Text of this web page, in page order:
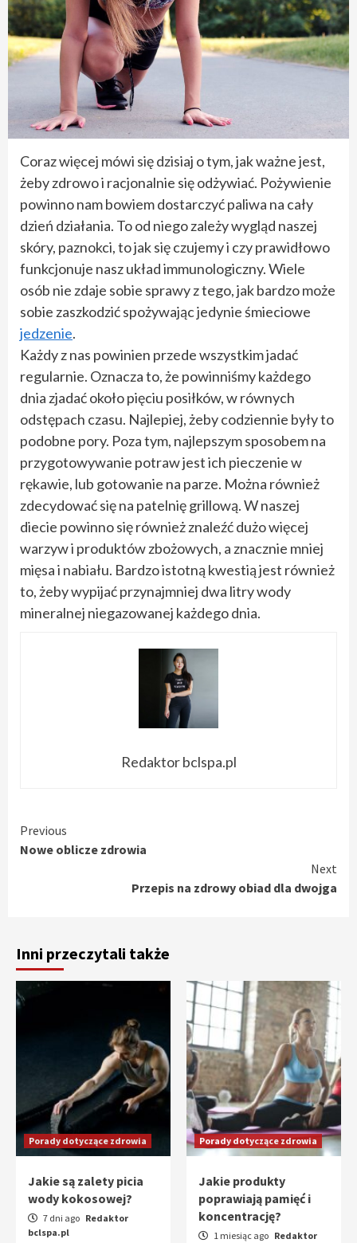
Coraz więcej mówi się dzisiaj o tym, jak ważne jest,
żeby zdrowo i racjonalnie się odżywiać. Pożywienie
powinno nam bowiem dostarczyć paliwa na cały
dzień działania. To od niego zależy wygląd naszej
skóry, paznokci, to jak się czujemy i czy prawidłowo
funkcjonuje nasz układ immunologiczny. Wiele
osób nie zdaje sobie sprawy z tego, jak bardzo może
sobie zaszkodzić spożywając jedynie śmieciowe
jedzenie.
Każdy z nas powinien przede wszystkim jadać
regularnie. Oznacza to, że powinniśmy każdego
dnia zjadać około pięciu posiłków, w równych
odstępach czasu. Najlepiej, żeby codziennie były to
podobne pory. Poza tym, najlepszym sposobem na
przygotowywanie potraw jest ich pieczenie w
rękawie, lub gotowanie na parze. Można również
zdecydować się na patelnię grillową. W naszej
diecie powinno się również znaleźć dużo więcej
warzyw i produktów zbożowych, a znacznie mniej
mięsa i nabiału. Bardzo istotną kwestią jest również
to, żeby wypijać przynajmniej dwa litry wody
mineralnej niegazowanej każdego dnia.
Redaktor bclspa.pl
Continue
Reading
Previous
Nowe oblicze zdrowia
Next
Przepis na zdrowy obiad dla dwojga
Inni przeczytali także
Porady dotyczące zdrowia
Jakie są zalety picia
wody kokosowej?
7 dni ago Redaktor
bclspa.pl
Porady dotyczące zdrowia
Jakie produkty
poprawiają pamięć i
koncentrację?
1 miesiąc ago Redaktor